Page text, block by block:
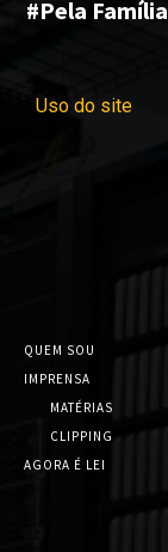
#Pela
Uso do site
QUEM SOU
IMPRENSA
MATÉRIAS
CLIPPING
AGORA É LEI